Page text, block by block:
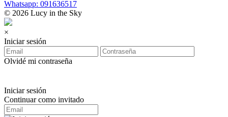
Whatsapp: 091636517
© 2026 Lucy in the Sky
×
Iniciar sesión
Olvidé mi contraseña
Iniciar sesión
Continuar como invitado